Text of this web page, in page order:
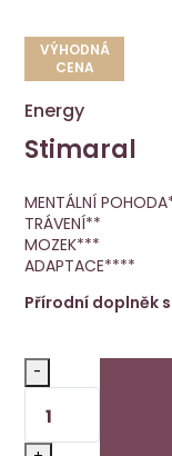
VÝHODNÁ
CENA
Energy
Stimaral
MENTÁLNÍ
TRÁVENÍ**
MOZEK***
ADAPTACE****
Přírodní doplněk
-